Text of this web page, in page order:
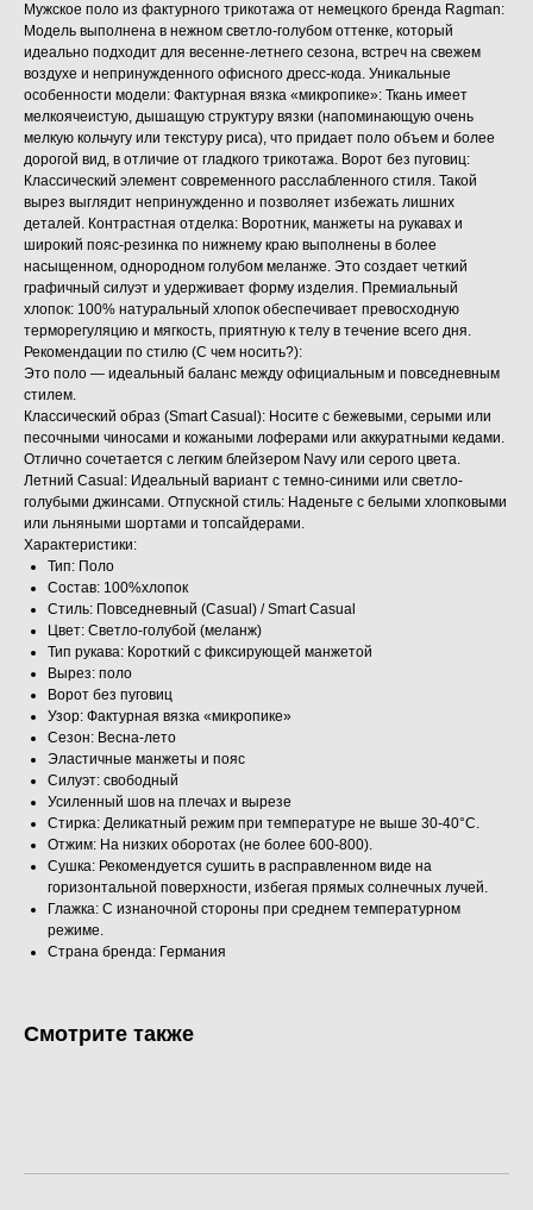
Мужское поло из фактурного трикотажа от немецкого бренда Ragman:
Модель выполнена в нежном светло-голубом оттенке, который
идеально подходит для весенне-летнего сезона, встреч на свежем
воздухе и непринужденного офисного дресс-кода. Уникальные
особенности модели: Фактурная вязка «микропике»: Ткань имеет
мелкоячеистую, дышащую структуру вязки (напоминающую очень
мелкую кольчугу или текстуру риса), что придает поло объем и более
дорогой вид, в отличие от гладкого трикотажа. Ворот без пуговиц:
Классический элемент современного расслабленного стиля. Такой
вырез выглядит непринужденно и позволяет избежать лишних
деталей. Контрастная отделка: Воротник, манжеты на рукавах и
широкий пояс-резинка по нижнему краю выполнены в более
насыщенном, однородном голубом меланже. Это создает четкий
графичный силуэт и удерживает форму изделия. Премиальный
хлопок: 100% натуральный хлопок обеспечивает превосходную
терморегуляцию и мягкость, приятную к телу в течение всего дня.
Рекомендации по стилю (С чем носить?):
Это поло — идеальный баланс между официальным и повседневным
стилем.
Классический образ (Smart Casual): Носите с бежевыми, серыми или
песочными чиносами и кожаными лоферами или аккуратными кедами.
Отлично сочетается с легким блейзером Navy или серого цвета.
Летний Casual: Идеальный вариант с темно-синими или светло-
голубыми джинсами. Отпускной стиль: Наденьте с белыми хлопковыми
или льняными шортами и топсайдерами.
Характеристики:
Тип: Поло
Состав: 100%хлопок
Стиль: Повседневный (Casual) / Smart Casual
Цвет: Светло-голубой (меланж)
Тип рукава: Короткий с фиксирующей манжетой
Вырез: поло
Ворот без пуговиц
Узор: Фактурная вязка «микропике»
Сезон: Весна-лето
Эластичные манжеты и пояс
Силуэт: свободный
Усиленный шов на плечах и вырезе
Стирка: Деликатный режим при температуре не выше 30-40°C.
Отжим: На низких оборотах (не более 600-800).
Сушка: Рекомендуется сушить в расправленном виде на
горизонтальной поверхности, избегая прямых солнечных лучей.
Глажка: С изнаночной стороны при среднем температурном
режиме.
Страна бренда: Германия
Смотрите также